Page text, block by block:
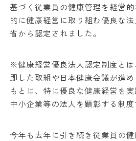
基づく従業員の健康管理を経営
的に健康経営に取り組む優良な
省から認定されました。
※健康経営優良法人認定制度と
即した取組や日本健康会議が進
もとに、特に優良な健康経営を
中小企業等の法人を顕彰する制度
今年も去年に引き続き従業員の